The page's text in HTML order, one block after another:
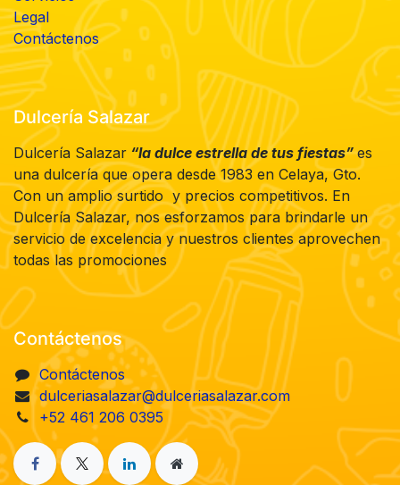
Legal
Contáctenos
Dulcería Salazar
Dulcería Salazar “la dulce estrella de tus fiestas”es
una dulcería que opera desde 1983 en Celaya, Gto.
Con un amplio surtido y precios competitivos. En
Dulcería Salazar, nos esforzamos para brindarle un
servicio de excelencia y nuestros clientes aprovechen
todas las promociones
Contáctenos
Contáctenos
dulceriasalazar@dulceriasalazar.com
+52 461 206 0395